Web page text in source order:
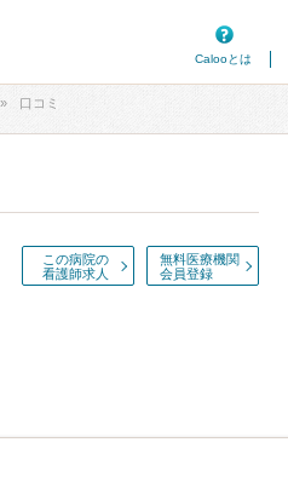
Calooとは
口コミ
この病院の
看護師求人
無料医療機関
会員登録